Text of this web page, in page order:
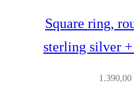
Square ring,
sterling silver
1.390,00